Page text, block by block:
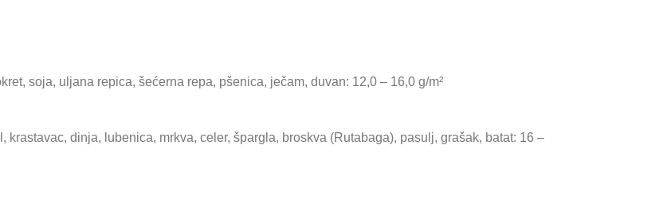
soja, uljana repica, šećerna repa, pšenica, ječam, duvan: 12,0 – 16,0 g/m²
krastavac, dinja, lubenica, mrkva, celer, špargla, broskva (Rutabaga), pasulj, grašak, batat: 16 –